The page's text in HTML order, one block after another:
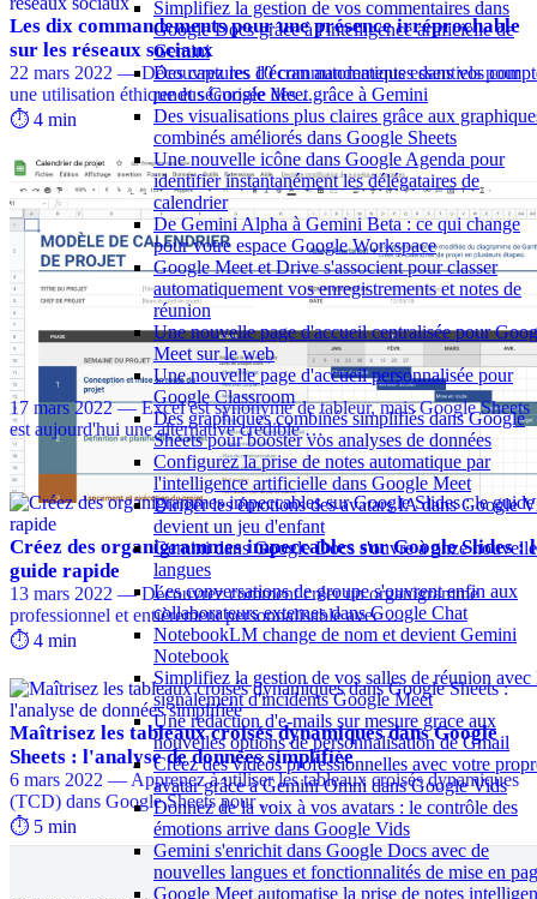
Simplifiez la gestion de vos commentaires dans
Google Docs grâce à l'intelligence artificielle de
Gemini
Des captures d'écran automatiques dans vos
rendus Google Meet grâce à Gemini
Des visualisations plus claires grâce aux
combinés améliorés dans Google Sheets
Une nouvelle icône dans Google Agenda pour
identifier instantanément les délégataires de
calendrier
De Gemini Alpha à Gemini Beta : ce qui change
pour votre espace Google Workspace
Google Meet et Drive s'associent pour classer
automatiquement vos enregistrements et notes de
réunion
Une nouvelle page d'accueil centralisée pour
Meet sur le web
Une nouvelle page d'accueil personnalisée pour
Google Classroom
Des graphiques combinés simplifiés dans Google
Sheets pour booster vos analyses de données
Configurez la prise de notes automatique par
l'intelligence artificielle dans Google Meet
Diriger les émotions des avatars IA dans Google
devient un jeu d'enfant
Gemini dans Google Docs s'ouvre à onze
langues
Les conversations de groupe s'ouvrent enfin aux
collaborateurs externes dans Google Chat
NotebookLM change de nom et devient Gemini
Notebook
Simplifiez la gestion de vos salles de réunion avec
signalement d'incidents Google Meet
Une redaction d'e-mails sur mesure grace aux
nouvelles options de personnalisation de Gmail
Créez des vidéos professionnelles avec votre
avatar grâce à Gemini Omni dans Google Vids
Donnez de la voix à vos avatars : le contrôle des
émotions arrive dans Google Vids
Gemini s'enrichit dans Google Docs avec de
nouvelles langues et fonctionnalités de mise en
Google Meet automatise la prise de notes
Les dix commandements pour une présence irréprochable
sur les réseaux sociaux
22 mars 2022 — Découvrez les 10 commandements essentiels pour
une utilisation éthique et sécurisée des …
⏱️ 4 min
Google Sheets : changer de tableur sans peur !
17 mars 2022 — Excel est synonyme de tableur, mais Google Sheets
est aujourd'hui une alternative crédible …
⏱️ 8 min
Créez des organigrammes impeccables sur Google Slides :
guide rapide
13 mars 2022 — Découvrez comment créer un organigramme
professionnel et entièrement personnalisable avec …
⏱️ 4 min
Maîtrisez les tableaux croisés dynamiques dans Google
Sheets : l'analyse de données simplifiée
6 mars 2022 — Apprenez à utiliser les tableaux croisés dynamiques
(TCD) dans Google Sheets pour …
⏱️ 5 min